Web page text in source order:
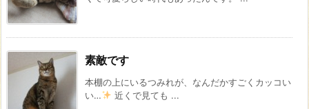
素敵です
本棚の上にいるつみれが、なんだかすごくカッコい
い…
近くで見ても ...